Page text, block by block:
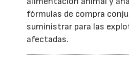
fórmulas de compra
suministrar para las
afectadas.